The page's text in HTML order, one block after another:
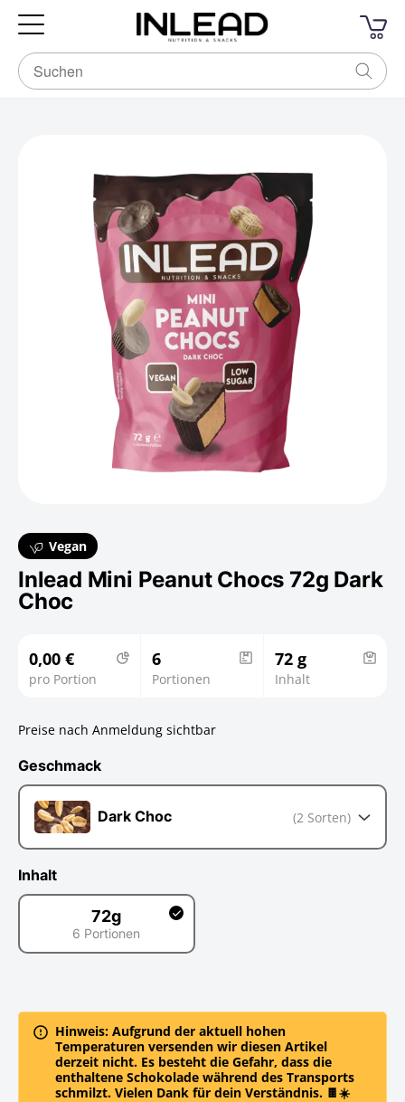
Vegan
Inlead Mini Peanut Chocs 72g Dark
Choc
0,00 €
pro Portion
6
Portionen
72 g
Inhalt
Preise nach Anmeldung sichtbar
Geschmack
(2 Sorten)
Geschmack
Dark Choc
Inhalt
72g
6 Portionen
72g
Hinweis: Aufgrund der aktuell hohen
Temperaturen versenden wir diesen Artikel
derzeit nicht. Es besteht die Gefahr, dass die
enthaltene Schokolade während des Transports
schmilzt. Vielen Dank für dein Verständnis. 🍫☀️